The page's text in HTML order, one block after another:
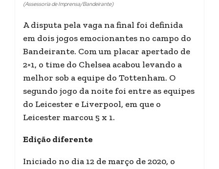
(Assessoria de Imprensa/Bandeirante)
A disputa pela vaga na final foi definida
em dois jogos emocionantes no campo do
Bandeirante. Com um placar apertado de
2×1, o time do Chelsea acabou levando a
melhor sob a equipe do Tottenham. O
segundo jogo da noite foi entre as equipes
do Leicester e Liverpool, em que o
Leicester marcou 5 x 1.
Edição diferente
Iniciado no dia 12 de março de 2020, o